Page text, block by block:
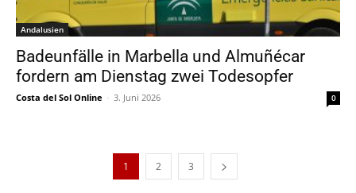
Andalusien
Badeunfälle in Marbella und Almuñécar
fordern am Dienstag zwei Todesopfer
Costa del Sol Online - 3. Juni 2026 0
1 2 3